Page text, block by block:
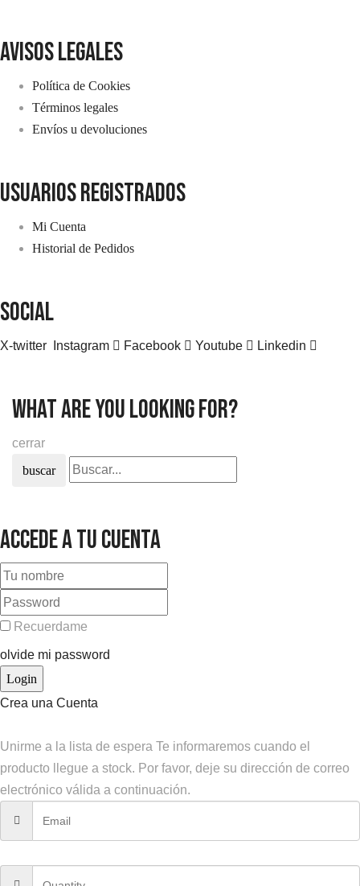
avisos legales
Política de Cookies
Términos legales
Envíos u devoluciones
usuarios registrados
Mi Cuenta
Historial de Pedidos
SOCIAL
X-twitter Instagram Facebook Youtube Linkedin
what are you looking for?
cerrar
buscar
Accede a tu cuenta
Recuerdame
olvide mi password
Crea una Cuenta
Unirme a la lista de espera Te informaremos cuando el
producto llegue a stock. Por favor, deje su dirección de correo
electrónico válida a continuación.